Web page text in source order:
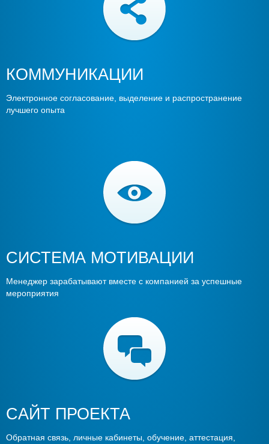
КОММУНИКАЦИИ
Электронное согласование, выделение и распространение
лучшего опыта
СИСТЕМА МОТИВАЦИИ
Менеджер зарабатывают вместе с компанией за успешные
мероприятия
CАЙТ ПРОЕКТА
Обратная связь, личные кабинеты, обучение, аттестация,